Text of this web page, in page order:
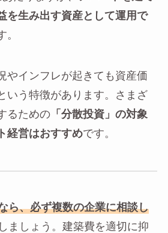
を生み出す資産として運用で
。
やインフレが起きても資産価
いう特徴があります。さまざ
るための「分散投資」の対象
経営はおすすめです。
ら、必ず複数の企業に相談し
ましょう。建築費を適切に抑